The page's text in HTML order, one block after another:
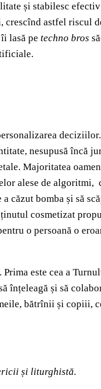
și stabilesc
crescînd astfel
lasă pe techno bros
nesupusă
Majoritatea
alese de algoritmi,
căzut bomba și să
cosmetizat
o persoană o
este cea a
înțeleagă și să
bătrînii și copiii,
și liturghistă.